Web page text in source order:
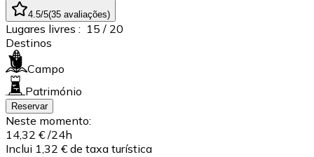
4.5/5(35 avaliações)
Lugares livres : 15 / 20
Destinos
Campo
Património
Reservar
Neste momento:
14,32 € /24h
Inclui 1,32 € de taxa turística